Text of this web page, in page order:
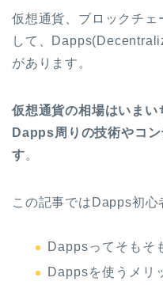
仮想通貨、ブロックチェ
して、
があります。
仮想通貨の相場はいまい
Dapps周りの技術やコ
す。
この記事ではDapps初心
Dappsってそもそ
Dappsを使うメリ